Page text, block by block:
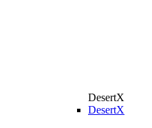
DesertX
DesertX